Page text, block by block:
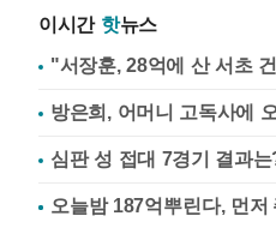
이시간 핫뉴스
"서장훈, 28억에 산 서초
방은희, 어머니 고독사에
심판 성 접대 7경기 결과